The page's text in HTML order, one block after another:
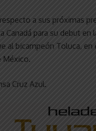
a sus próximas
Canadá para su debut en
al bicampeón Toluca, en
México.
Cruz Azul.